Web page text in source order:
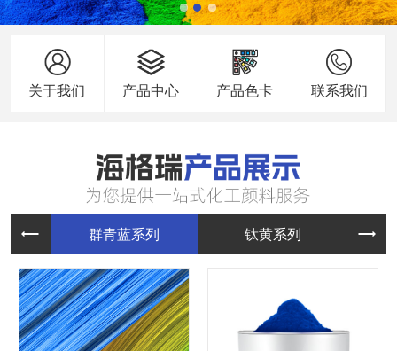
关于我们 产品中心 产品色卡 联系我们
群青蓝系 钛黄系列